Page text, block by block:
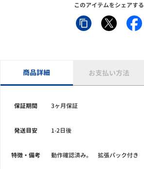
このアイテムをシェアする
商品詳細 お支払い方法
保証期間 3ヶ月保証
発送目安 1-2日後
特徴・備考 動作確認済み。 拡張パック付き